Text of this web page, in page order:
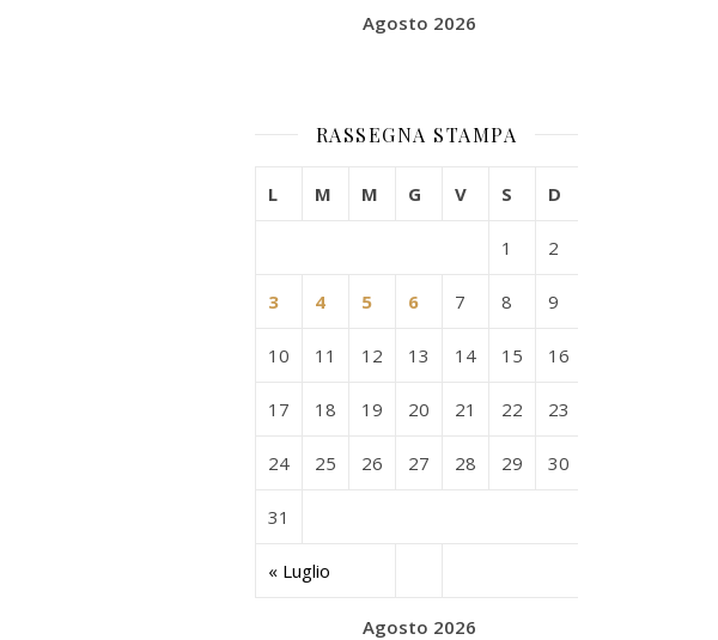
Agosto 2026
RASSEGNA STAMPA
Agosto 2026
L M M G V S D
« Luglio
1 2
3 4 5 6 7 8 9
10 11 12 13 14 15 16
17 18 19 20 21 22 23
24 25 26 27 28 29 30
31